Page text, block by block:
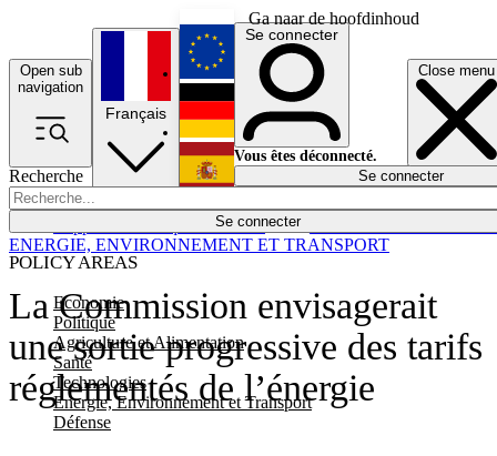
Ga naar de hoofdinhoud
Open sub
navigation
Close menu
Recherche
Se connecter
POLICY AREAS
Economie
Politique
Agriculture et Alimentation
Santé
Technologies
Energie, Environnement et Transport
Défense
Économie
Français
English
Deutsch
Español
Se connecter
Vous êtes déconnecté.
Se connecter
La Commission envisagerait
une sortie progressive des tarifs
réglementés de l’énergie
ENERGIE, ENVIRONNEMENT ET TRANSPORT